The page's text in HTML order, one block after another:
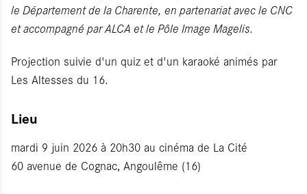
le Département de la Charente, en partenariat avec le CNC
et accompagné par ALCA et le Pôle Image Magelis.
Projection suivie d'un quiz et d'un karaoké animés par
Les Altesses du 16.
Lieu
mardi 9 juin 2026 à 20h30 au cinéma de La Cité
60 avenue de Cognac, Angoulême (16)